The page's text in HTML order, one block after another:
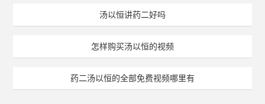
汤以恒讲药二好吗
怎样购买汤以恒的视频
药二汤以恒的全部免费视频哪里有